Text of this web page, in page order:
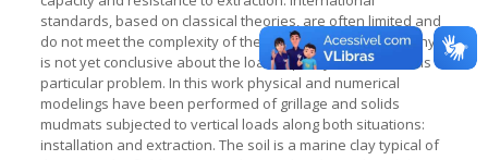
standards, based on classical theories, are often limited and
do not meet the complexity of the projects. The bibliography
is not yet conclusive about the load capacity factors for this
particular problem. In this work physical and numerical
modelings have been performed of grillage and solids
mudmats subjected to vertical loads along both situations:
installation and extraction. The soil is a marine clay typical of